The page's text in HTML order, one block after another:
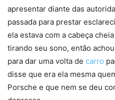
apresentar diante das
passada para prestar
ela estava com a cabeça
tirando seu sono, então
para dar uma volta de carro
disse que era ela mesma
Porsche e que nem se deu